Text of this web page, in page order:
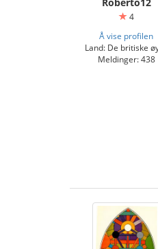
4
Å vise profilen
Land: De britiske
Meldinger: 438